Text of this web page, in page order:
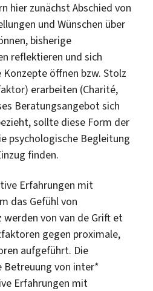
hier zunächst Abschied von
und Wünschen über
bisherige
reflektieren und sich
öffnen bzw. Stolz
erarbeiten (Charité,
Beratungsangebot sich
sollte diese Form der
psychologische Begleitung
finden.
Erfahrungen mit
das Gefühl von
von van de Grift et
gegen proximale,
aufgeführt. Die
Betreuung von inter*
Erfahrungen mit